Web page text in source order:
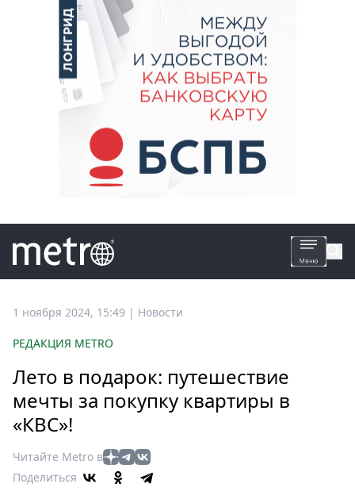
Все
Россия
Мир
Туризм
Мода
1 ноября 2024, 15:49 | Новости
РЕДАКЦИЯ METRO
Лето в подарок: путешествие
мечты за покупку квартиры в
«КВС»!
Читайте Metro в
Поделиться